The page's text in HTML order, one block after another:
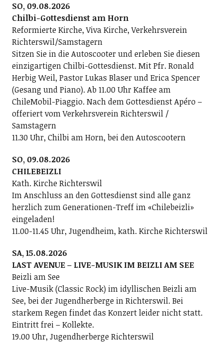
SO, 09.08.2026
Chilbi-Gottesdienst am Horn
Reformierte Kirche, Viva Kirche, Verkehrsverein
Richterswil/Samstagern
Sitzen Sie in die Autoscooter und erleben Sie diesen
einzigartigen Chilbi-Gottesdienst. Mit Pfr. Ronald
Herbig Weil, Pastor Lukas Blaser und Erica Spencer
(Gesang und Piano). Ab 11.00 Uhr Kaffee am
ChileMobil-Piaggio. Nach dem Gottesdienst Apéro –
offeriert vom Verkehrsverein Richterswil /
Samstagern
11.30 Uhr, Chilbi am Horn, bei den Autoscootern
SO, 09.08.2026
CHILEBEIZLI
Kath. Kirche Richterswil
Im Anschluss an den Gottesdienst sind alle ganz
herzlich zum Generationen-Treff im «Chilebeizli»
eingeladen!
11.00-11.45 Uhr, Jugendheim, kath. Kirche Richterswil
SA, 15.08.2026
LAST AVENUE – LIVE-MUSIK IM BEIZLI AM SEE
Beizli am See
Live-Musik (Classic Rock) im idyllischen Beizli am
See, bei der Jugendherberge in Richterswil. Bei
starkem Regen findet das Konzert leider nicht statt.
Eintritt frei – Kollekte.
19.00 Uhr, Jugendherberge Richterswil